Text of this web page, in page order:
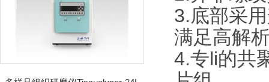
3.底部采
满足高解
4.专li的共